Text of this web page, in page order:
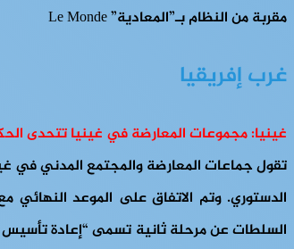
مقربة من النظام بـ”المعادية” Le Monde
غرب إفريقيا
غينيا: مجموعات المعارضة في غينيا تتحدى
الدستوري. وتم الاتفاق على الموعد النهائي
السلطات عن مرحلة ثانية تسمى “إعادة تأسيس